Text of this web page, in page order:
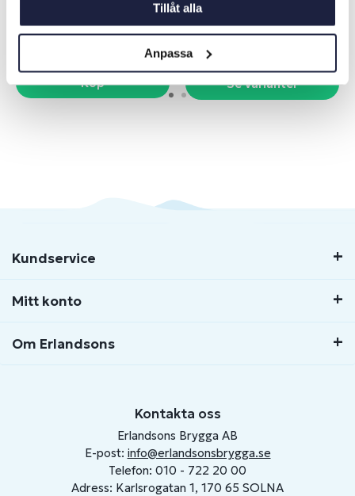
Tillåt alla
Anpassa
Köp
Från 99 kr
Se varianter
Kundservice
Mitt konto
Om Erlandsons
Kontakta oss
Erlandsons Brygga AB
E-post: info@erlandsonsbrygga.se
Telefon: 010 - 722 20 00
Adress: Karlsrogatan 1, 170 65 SOLNA